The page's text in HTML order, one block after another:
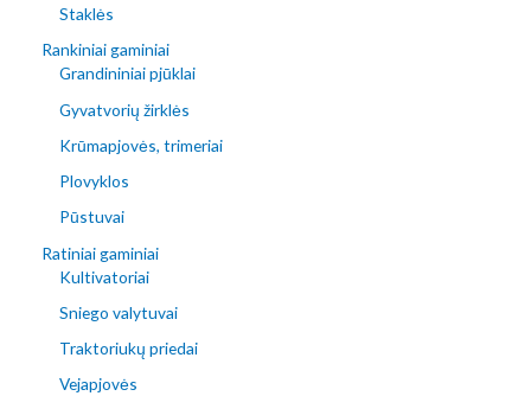
Staklės
Rankiniai gaminiai
Grandininiai pjūklai
Gyvatvorių žirklės
Krūmapjovės, trimeriai
Plovyklos
Pūstuvai
Ratiniai gaminiai
Kultivatoriai
Sniego valytuvai
Traktoriukų priedai
Vejapjovės